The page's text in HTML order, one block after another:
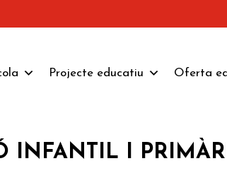
Projecte educatiu Oferta
INFANTIL I